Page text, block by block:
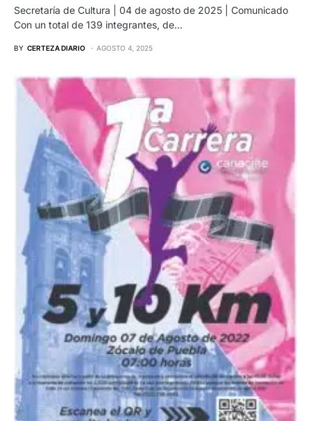
Secretaría de Cultura | 04 de agosto de 2025 | Comunicado
Con un total de 139 integrantes, de…
BY CERTEZA DIARIO AGOSTO 4, 2025